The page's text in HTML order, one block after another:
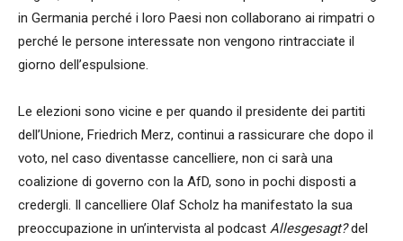
in Germania perché i loro Paesi non collaborano ai rimpatri o
perché le persone interessate non vengono rintracciate il
giorno dell’espulsione.
Le elezioni sono vicine e per quando il presidente dei partiti
dell’Unione, Friedrich Merz, continui a rassicurare che dopo il
voto, nel caso diventasse cancelliere, non ci sarà una
coalizione di governo con la AfD, sono in pochi disposti a
credergli. Il cancelliere Olaf Scholz ha manifestato la sua
preoccupazione in un’intervista al podcast Allesgesagt?del